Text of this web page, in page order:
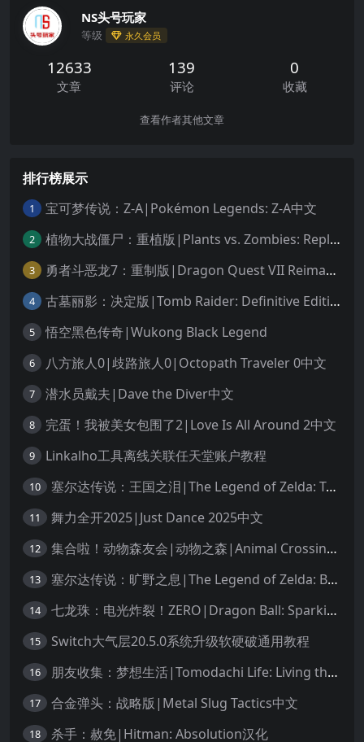
NS头号玩家
等级 永久会员
12633
文章
139
评论
0
收藏
查看作者其他文章
排行榜展示
1 宝可梦传说：Z-A|Pokémon Legends: Z-A中文
2 植物大战僵尸：重植版|Plants vs. Zombies: Replanted中文
3 勇者斗恶龙7：重制版|Dragon Quest VII Reimagined中文
4 古墓丽影：决定版|Tomb Raider: Definitive Edition中文
5 悟空黑色传奇|Wukong Black Legend
6 八方旅人0|歧路旅人0|Octopath Traveler 0中文
7 潜水员戴夫|Dave the Diver中文
8 完蛋！我被美女包围了2|Love Is All Around 2中文
9 Linkalho工具离线关联任天堂账户教程
10 塞尔达传说：王国之泪|The Legend of Zelda: Tears of the Kingdom中文
11 舞力全开2025|Just Dance 2025中文
12 集合啦！动物森友会|动物之森|Animal Crossing: New Horizons中文
13 塞尔达传说：旷野之息|The Legend of Zelda: Breath of the Wild中文
14 七龙珠：电光炸裂！ZERO|Dragon Ball: Sparking! Zero中文
15 Switch大气层20.5.0系统升级软硬破通用教程
16 朋友收集：梦想生活|Tomodachi Life: Living the Dream中文
17 合金弹头：战略版|Metal Slug Tactics中文
18 杀手：赦免|Hitman: Absolution汉化